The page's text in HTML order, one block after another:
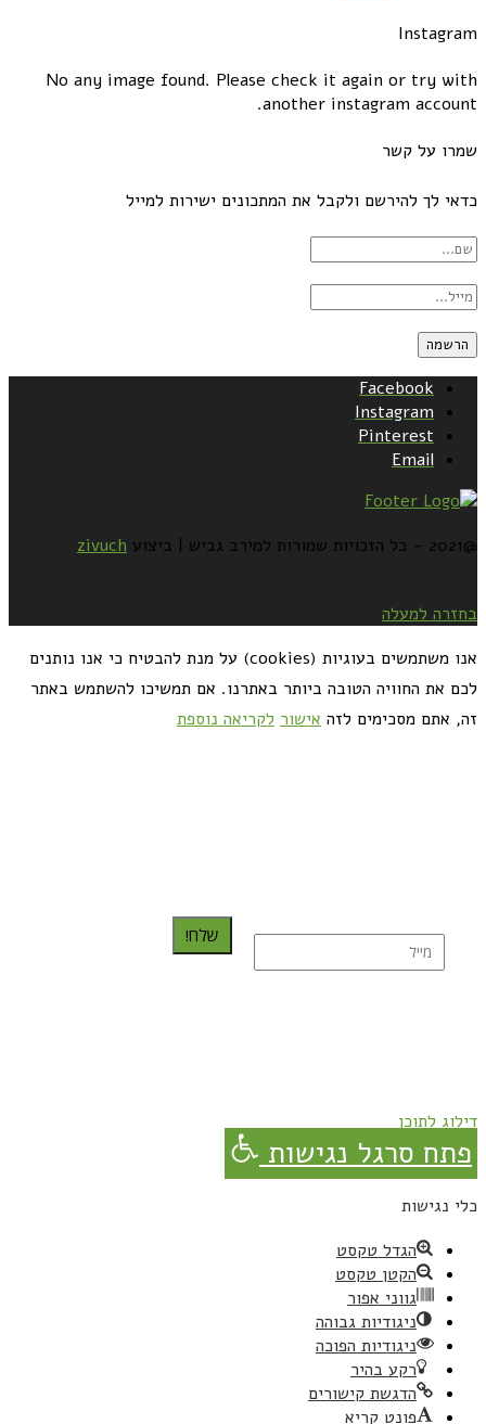
Instagram
No any image found. Please check it again or try with
another instagram account.
שמרו על קשר
כדאי לך להירשם ולקבל את המתכונים ישירות למייל
Facebook
Instagram
Pinterest
Email
@2021 - כל הזכויות שמורות למירב גביש | ביצוע zivuch
בחזרה למעלה
אנו משתמשים בעוגיות (cookies) על מנת להבטיח כי אנו נותנים
לכם את החוויה הטובה ביותר באתרנו. אם תמשיכו להשתמש באתר
זה, אתם מסכימים לזה אישור לקריאה נוספת
שלח!
דילוג לתוכן
פתח סרגל נגישות
כלי נגישות
הגדל טקסט
הקטן טקסט
גווני אפור
ניגודיות גבוהה
ניגודיות הפוכה
רקע בהיר
הדגשת קישורים
פונט קריא